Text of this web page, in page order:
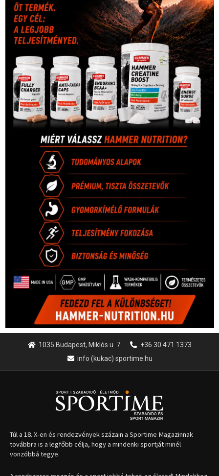
1035 Budapest, Miklós u. 7.
+36 30 471 1373
info (kukac) sportime.hu
Túl a 18. X-en és rendezvények százain a Sportime Magazinnak
továbbra is a legfőbb célja, hogy a mindenki sportját minél
vonzóbbá tegye.